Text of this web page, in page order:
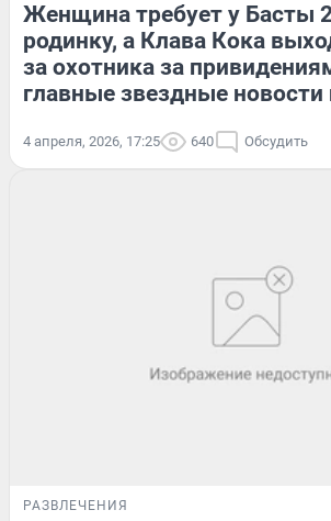
Женщина требует у Басты
родинку, а Клава Кока
за охотника за
главные звездные новости
4 апреля, 2026, 17:25 640 Обсудить
РАЗВЛЕЧЕНИЯ